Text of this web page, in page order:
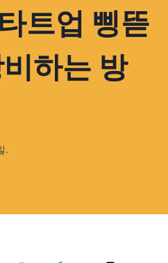
트업 삥뜯
하는 방
.